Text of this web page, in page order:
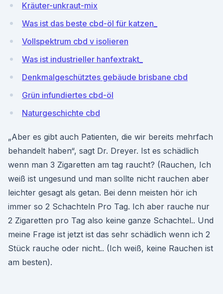
Kräuter-unkraut-mix
Was ist das beste cbd-öl für katzen_
Vollspektrum cbd v isolieren
Was ist industrieller hanfextrakt_
Denkmalgeschütztes gebäude brisbane cbd
Grün infundiertes cbd-öl
Naturgeschichte cbd
„Aber es gibt auch Patienten, die wir bereits mehrfach
behandelt haben“, sagt Dr. Dreyer. Ist es schädlich
wenn man 3 Zigaretten am tag raucht? (Rauchen, Ich
weiß ist ungesund und man sollte nicht rauchen aber
leichter gesagt als getan. Bei denn meisten hör ich
immer so 2 Schachteln Pro Tag. Ich aber rauche nur
2 Zigaretten pro Tag also keine ganze Schachtel.. Und
meine Frage ist jetzt ist das sehr schädlich wenn ich 2
Stück rauche oder nicht.. (Ich weiß, keine Rauchen ist
am besten).